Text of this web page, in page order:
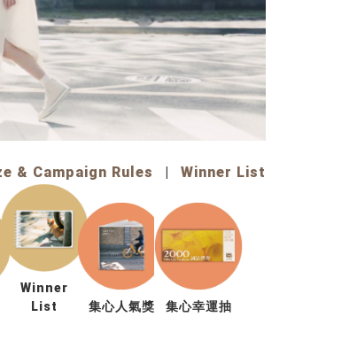
& Campaign Rules | Winner List
Winner
List
集心人氣獎 集心幸運抽